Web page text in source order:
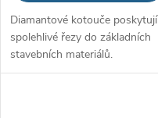
Diamantové kotouče poskytují
spolehlivé řezy do základních
stavebních materiálů.